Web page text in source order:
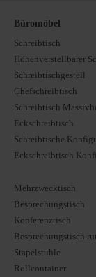
Büromöbel
Schreibtisch
Höhenverstellbarer
Schreibtischgestell
Chefschreibtisch
Schreibtisch
Eckschreibtisch
Schreibtische
Eckschreibtisch
Mehrzwecktisch
Besprechungstisch
Konferenztisch
Besprechungstisch
Stapelstühle
Rollcontainer